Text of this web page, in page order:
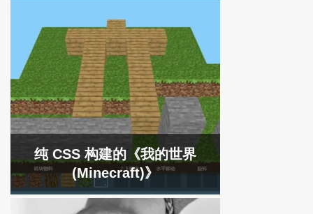
纯 CSS 构建的《我的世界
(Minecraft)》